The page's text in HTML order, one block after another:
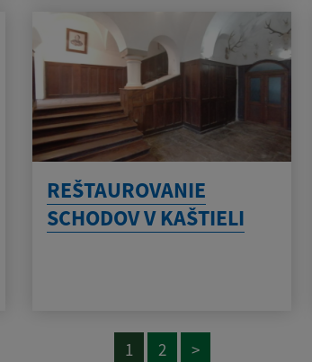
REŠTAUROVANIE
SCHODOV V KAŠTIELI
1 2 >